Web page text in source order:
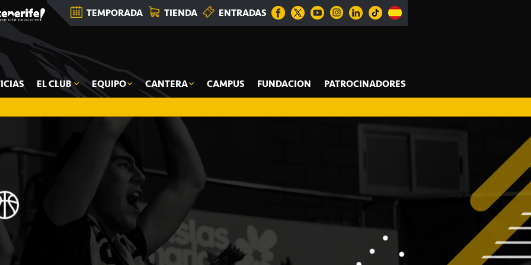
TEMPORADA TIENDA ENTRADAS
EL CLUB EQUIPO CANTERA CAMPUS FUNDACION PATROCINADORES